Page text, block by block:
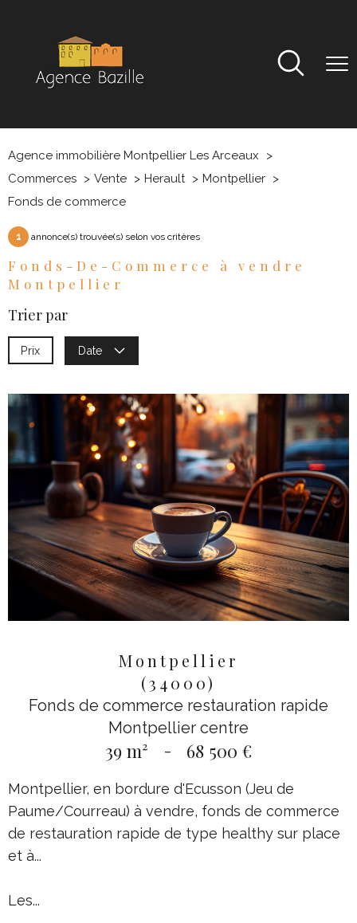
Agence immobilière Montpellier Les Arceaux
Commerces
Vente Herault
Montpellier
Fonds de commerce
1 annonce(s) trouvée(s) selon vos critères
Fonds-De-Commerce à vendre
Montpellier
Trier par
Prix Date
Montpellier
(34000)
Fonds de commerce restauration rapide
Montpellier centre
39 m² - 68 500 €
Montpellier, en bordure d'Ecusson (Jeu de
Paume/Courreau) à vendre, fonds de commerce
de restauration rapide de type healthy sur place
et à...
Les...